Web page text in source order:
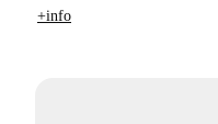
+info